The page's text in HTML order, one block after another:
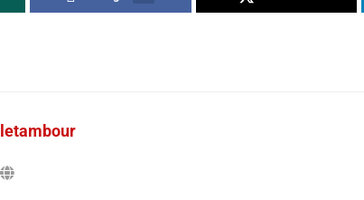
letambour